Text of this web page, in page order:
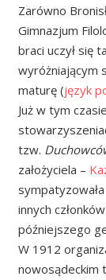
Zarówno
Gimnazjum
braci uczył się
wyróżniającym
maturę (język
Już w tym
tzw.
założyciela –
innych członków
późniejszego
W 1912
nowosądeckim